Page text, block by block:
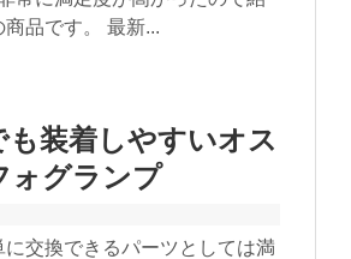
品です。 最新...
装着しやすいオス
ォグランプ
交換できるパーツとしては満